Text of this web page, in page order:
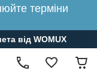
терміни
від WOMUX